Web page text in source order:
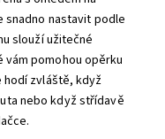
nastavit podle
slouží užitečné
pomohou opěrku
zvláště, když
nebo když střídavě